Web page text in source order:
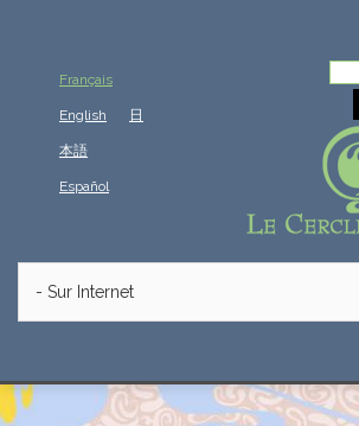
Français
English 日
本語
Español